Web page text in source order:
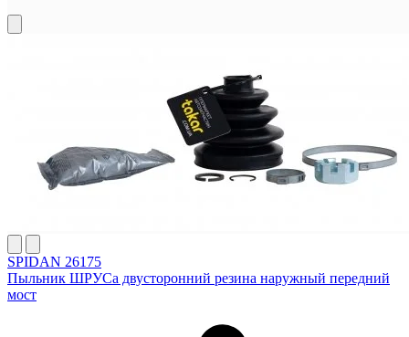
SPIDAN 26175
Пыльник ШРУСа двусторонний резина наружный передний
мост